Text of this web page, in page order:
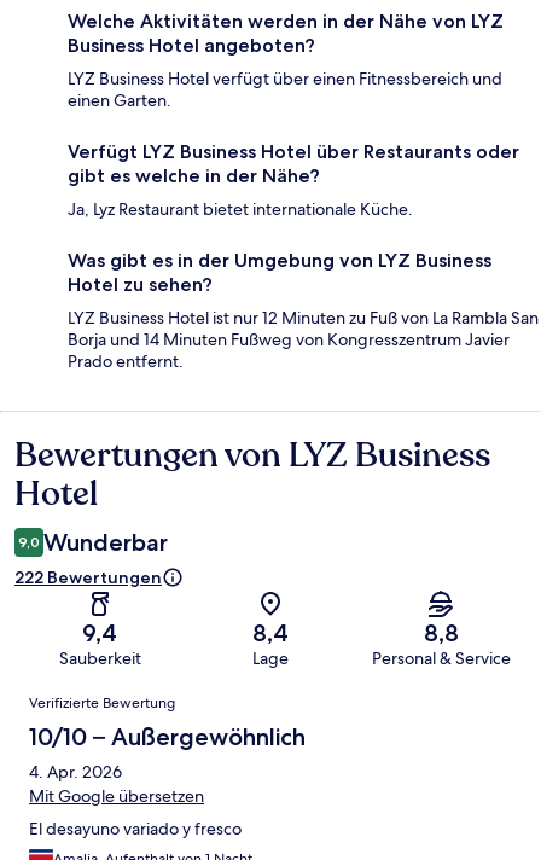
Welche Aktivitäten werden in der Nähe von LYZ
Business Hotel angeboten?
LYZ Business Hotel verfügt über einen Fitnessbereich und
einen Garten.
Verfügt LYZ Business Hotel über Restaurants oder
gibt es welche in der Nähe?
Ja, Lyz Restaurant bietet internationale Küche.
Was gibt es in der Umgebung von LYZ Business
Hotel zu sehen?
LYZ Business Hotel ist nur 12 Minuten zu Fuß von La Rambla San
Borja und 14 Minuten Fußweg von Kongresszentrum Javier
Prado entfernt.
Bewertungen
Bewertungen von LYZ Business
Hotel
9,0 Wunderbar
222 Bewertungen
9,4
Sauberkeit
8,4
Lage
8,8
Personal & Service
Bewertungen
Verifizierte Bewertung
10/10 – Außergewöhnlich
4. Apr. 2026
Mit Google übersetzen
El desayuno variado y fresco